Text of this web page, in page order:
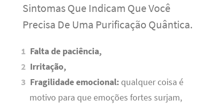
Sintomas Que Indicam Que Você
Precisa De Uma Purificação Quântica.
Falta de paciência,
Irritação,
Fragilidade emocional: qualquer coisa é
motivo para que emoções fortes surjam,